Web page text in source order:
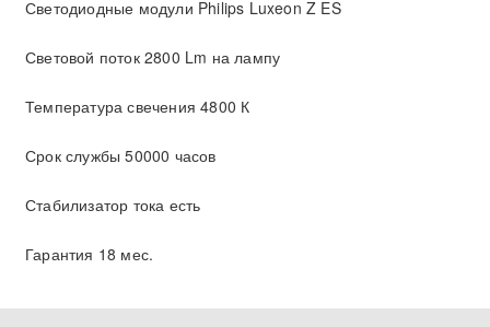
Светодиодные модули Philips Luxeon Z ES
Световой поток 2800 Lm на лампу
Температура свечения 4800 К
Срок службы 50000 часов
Стабилизатор тока есть
Гарантия 18 мес.